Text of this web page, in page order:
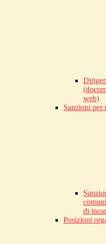
web)
Sanzioni per
di
Posizioni